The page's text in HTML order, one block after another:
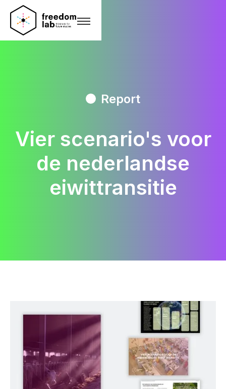
Report
Vier scenario's voor
de nederlandse
eiwittransitie